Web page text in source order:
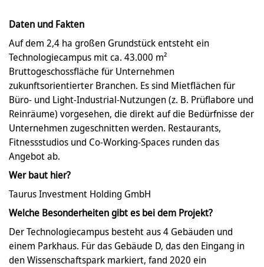
Daten und Fakten
Auf dem 2,4 ha großen Grundstück entsteht ein
Technologiecampus mit ca. 43.000 m²
Bruttogeschossfläche für Unternehmen
zukunftsorientierter Branchen. Es sind Mietflächen für
Büro- und Light-Industrial-Nutzungen (z. B. Prüflabore und
Reinräume) vorgesehen, die direkt auf die Bedürfnisse der
Unternehmen zugeschnitten werden. Restaurants,
Fitnessstudios und Co-Working-Spaces runden das
Angebot ab.
Wer baut hier?
Taurus Investment Holding GmbH
Welche Besonderheiten gibt es bei dem Projekt?
Der Technologiecampus besteht aus 4 Gebäuden und
einem Parkhaus. Für das Gebäude D, das den Eingang in
den Wissenschaftspark markiert, fand 2020 ein